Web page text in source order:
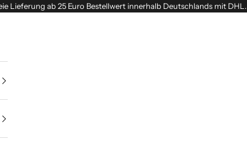
Lieferung ab 25 Euro Bestellwert innerhalb Deutschlands mit DHL.